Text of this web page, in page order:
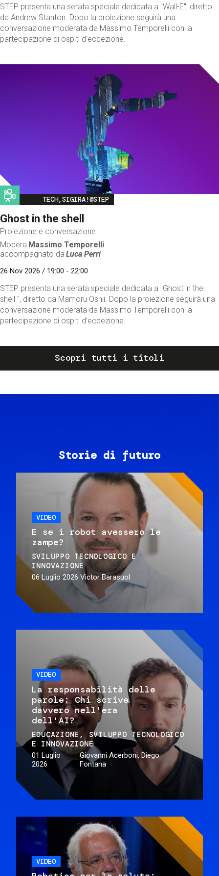
STEP presenta una serata speciale dedicata a "Wall-E", diretto
da Andrew Stanton. Dopo la proiezione seguirà una
conversazione moderata da Massimo Temporelli con la
partecipazione di ospiti d'eccezione.
Image
TECH,SIGIRA!@STEP
Ghost in the shell
Proiezione e conversazione
Modera Massimo Temporelli
accompagnato da Luca Perri
26 Nov 2026 / 19:00 - 22:00
STEP presenta una serata speciale dedicata a "Ghost in the
shell ", diretto da Mamoru Oshii. Dopo la proiezione seguirà una
conversazione moderata da Massimo Temporelli con la
partecipazione di ospiti d'eccezione.
Scopri tutti i titoli
Storie di futuro
VIDEO
E se i robot avessero le
zampe?
SVILUPPO TECNOLOGICO E
INNOVAZIONE
06 Luglio 2026 Victor Barasuol
VIDEO
La responsabilità delle
parole: Chi scrive
davvero nell'era
dell'AI?
EDUCAZIONE
SVILUPPO TECNOLOGICO
E INNOVAZIONE
01 Luglio
2026
Giovanni Acerboni, Diego
Fontana
VIDEO